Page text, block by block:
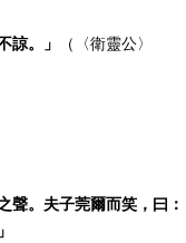
諒。」
（〈衛靈公〉
聲。夫子莞爾而笑，曰：